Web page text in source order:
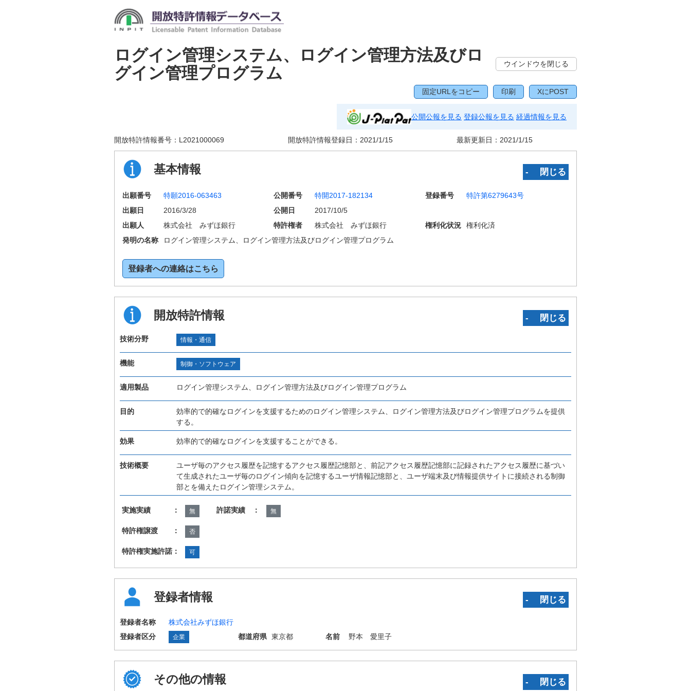
ログイン管理システム、ログイン管理方法及びロ
グイン管理プログラム
ウインドウを閉じる
固定URLをコピー 印刷 XにPOST
公開公報を見る 登録公報を見る 経過情報を見る
開放特許情報番号： L2021000069 開放特許情報登録日： 2021/1/15 最新更新日： 2021/1/15
基本情報 ‐ 閉じる
出願番号 特願2016-063463 公開番号 特開2017-182134 登録番号
特許第6279643号
出願日
2016/3/28 公開日
2017/10/5
出願人
株式会社 みずほ銀行 特許権者 株式会社 みずほ銀行 権利化状況
権利化済
発明の名称
ログイン管理システム、ログイン管理方法及びログイン管理プログラム
登録者への連絡はこちら
開放特許情報 ‐ 閉じる
技術分野 情報・通信
機能 制御・ソフトウェア
適用製品 ログイン管理システム、ログイン管理方法及びログイン管理プログラム
目的
効率的で的確なログインを支援するためのログイン管理システム、ログイン管理方法及びログイン管理プログラムを提供
する。
効果 効率的で的確なログインを支援することができる。
技術概要
ユーザ毎のアクセス履歴を記憶するアクセス履歴記憶部と、前記アクセス履歴記憶部に記録されたアクセス履歴に基づい
て生成されたユーザ毎のログイン傾向を記憶するユーザ情報記憶部と、ユーザ端末及び情報提供サイトに接続される制御
部とを備えたログイン管理システム。
実施実績 ： 無 許諾実績 ： 無
特許権譲渡 ： 否
特許権実施許諾： 可
登録者情報 ‐ 閉じる
登録者名称
株式会社みずほ銀行
登録者区分
企業 都道府県 東京都 名前 野本 愛里子
その他の情報 ‐ 閉じる